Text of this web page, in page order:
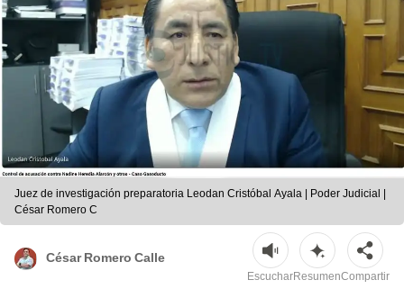
Juez de investigación preparatoria Leodan Cristóbal Ayala | Poder Judicial |
César Romero C
César Romero Calle
EscucharResumenCompartir